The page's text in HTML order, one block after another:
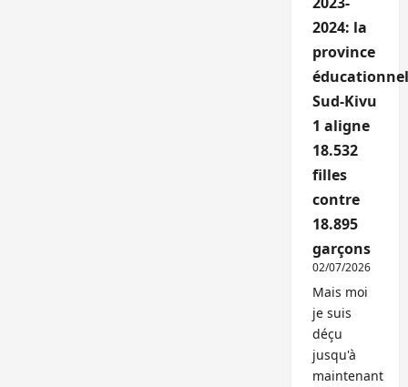
2024: la
province
Sud-Kivu
1 aligne
18.532
filles
contre
18.895
garçons
02/07/2026
Mais moi
je suis
déçu
jusqu'à
maintenant